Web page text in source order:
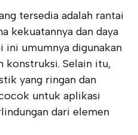
tersedia adalah rantai
kekuatannya dan daya
ini umumnya digunakan
konstruksi. Selain itu,
yang ringan dan
untuk aplikasi
dari elemen